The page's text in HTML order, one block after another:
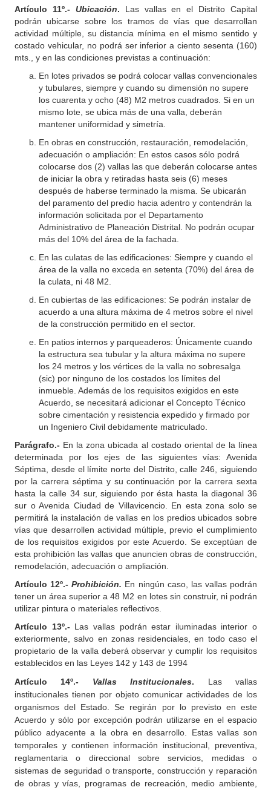
Artículo 11º.-
Ubicación. Las vallas en el Distrito Capital
podrán ubicarse sobre los tramos de vías que desarrollan
actividad múltiple, su distancia mínima en el mismo sentido y
costado vehicular, no podrá ser inferior a ciento sesenta (160)
mts., y en las condiciones previstas a continuación:
En lotes privados se podrá colocar vallas convencionales
y tubulares, siempre y cuando su dimensión no supere
los cuarenta y ocho (48) M2 metros cuadrados. Si en un
mismo lote, se ubica más de una valla, deberán
mantener uniformidad y simetría.
En obras en construcción, restauración, remodelación,
adecuación o ampliación: En estos casos sólo podrá
colocarse dos (2) vallas las que deberán colocarse antes
de iniciar la obra y retiradas hasta seis (6) meses
después de haberse terminado la misma. Se ubicarán
del paramento del predio hacia adentro y contendrán la
información solicitada por el Departamento
Administrativo de Planeación Distrital. No podrán ocupar
más del 10% del área de la fachada.
En las culatas de las edificaciones: Siempre y cuando el
área de la valla no exceda en setenta (70%) del área de
la culata, ni 48 M2.
En cubiertas de las edificaciones: Se podrán instalar de
acuerdo a una altura máxima de 4 metros sobre el nivel
de la construcción permitido en el sector.
En patios internos y parqueaderos: Únicamente cuando
la estructura sea tubular y la altura máxima no supere
los 24 metros y los vértices de la valla no sobresalga
(sic) por ninguno de los costados los límites del
inmueble. Además de los requisitos exigidos en este
Acuerdo, se necesitará adicionar el Concepto Técnico
sobre cimentación y resistencia expedido y firmado por
un Ingeniero Civil debidamente matriculado.
Parágrafo.- En la zona ubicada al costado oriental de la línea
determinada por los ejes de las siguientes vías: Avenida
Séptima, desde el límite norte del Distrito, calle 246, siguiendo
por la carrera séptima y su continuación por la carrera sexta
hasta la calle 34 sur, siguiendo por ésta hasta la diagonal 36
sur o Avenida Ciudad de Villavicencio. En esta zona solo se
permitirá la instalación de vallas en los predios ubicados sobre
vías que desarrollen actividad múltiple, previo el cumplimiento
de los requisitos exigidos por este Acuerdo. Se exceptúan de
esta prohibición las vallas que anuncien obras de construcción,
remodelación, adecuación o ampliación.
Artículo 12º.-Prohibición. En ningún caso, las vallas podrán
tener un área superior a 48 M2 en lotes sin construir, ni podrán
utilizar pintura o materiales reflectivos.
Artículo 13º.- Las vallas podrán estar iluminadas interior o
exteriormente, salvo en zonas residenciales, en todo caso el
propietario de la valla deberá observar y cumplir los requisitos
establecidos en las Leyes 142 y 143 de 1994
Artículo 14º.- Vallas Institucionales. Las vallas
institucionales tienen por objeto comunicar actividades de los
organismos del Estado. Se regirán por lo previsto en este
Acuerdo y sólo por excepción podrán utilizarse en el espacio
público adyacente a la obra en desarrollo. Estas vallas son
temporales y contienen información institucional, preventiva,
reglamentaria o direccional sobre servicios, medidas o
sistemas de seguridad o transporte, construcción y reparación
de obras y vías, programas de recreación, medio ambiente,